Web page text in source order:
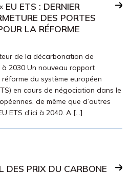
ETS : DERNIER
DES PORTES
LA RÉFORME
de la décarbonation de
à 2030 Un nouveau rapport
du système européen
en cours de négociation dans le
de même que d’autres
ETS d’ici à 2040. A […]
DES PRIX DU CARBONE